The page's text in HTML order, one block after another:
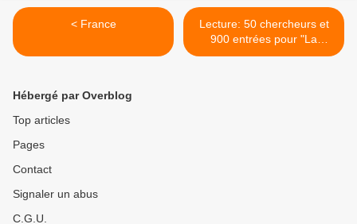
< France
Lecture: 50 chercheurs et
900 entrées pour "La
guerre d'Indochine.
Hébergé par Overblog
Top articles
Pages
Contact
Signaler un abus
C.G.U.